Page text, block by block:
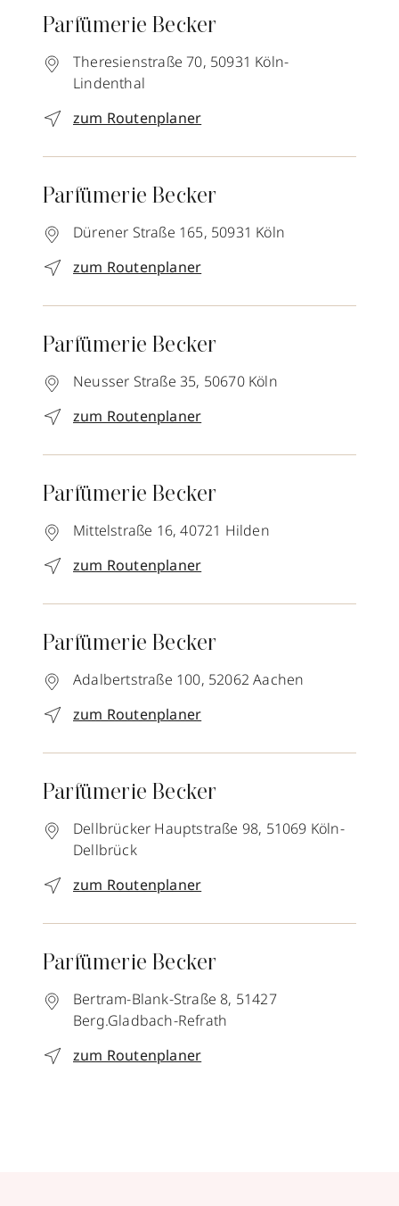
Parfümerie Becker
Theresienstraße 70, 50931 Köln-
Lindenthal
zum Routenplaner
Parfümerie Becker
Dürener Straße 165, 50931 Köln
zum Routenplaner
Parfümerie Becker
Neusser Straße 35, 50670 Köln
zum Routenplaner
Parfümerie Becker
Mittelstraße 16, 40721 Hilden
zum Routenplaner
Parfümerie Becker
Adalbertstraße 100, 52062 Aachen
zum Routenplaner
Parfümerie Becker
Dellbrücker Hauptstraße 98, 51069 Köln-
Dellbrück
zum Routenplaner
Parfümerie Becker
Bertram-Blank-Straße 8, 51427
Berg.Gladbach-Refrath
zum Routenplaner